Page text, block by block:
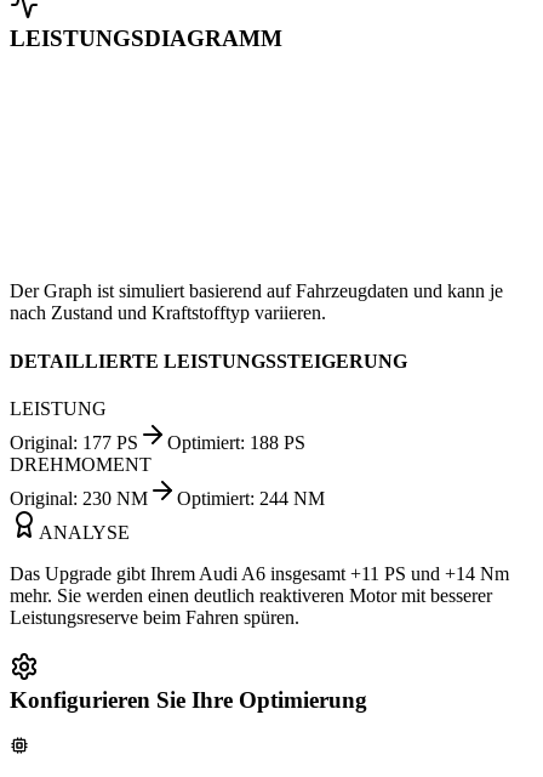
LEISTUNGSDIAGRAMM
Der Graph ist simuliert basierend auf Fahrzeugdaten und kann je
nach Zustand und Kraftstofftyp variieren.
DETAILLIERTE LEISTUNGSSTEIGERUNG
LEISTUNG
Original: 177 PS Optimiert: 188 PS
DREHMOMENT
Original: 230 NM Optimiert: 244 NM
ANALYSE
Das Upgrade gibt Ihrem Audi A6 insgesamt +11 PS und +14 Nm
mehr. Sie werden einen deutlich reaktiveren Motor mit besserer
Leistungsreserve beim Fahren spüren.
Konfigurieren Sie Ihre Optimierung